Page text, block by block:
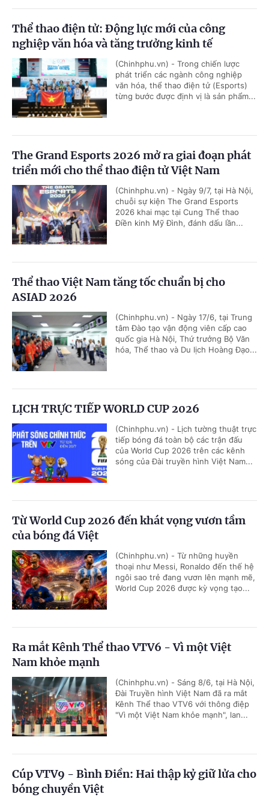
Thể thao điện tử: Động lực mới của công
nghiệp văn hóa và tăng trưởng kinh tế
(Chinhphu.vn) - Trong chiến lược
phát triển các ngành công nghiệp
văn hóa, thể thao điện tử (Esports)
từng bước được định vị là sản phẩm...
The Grand Esports 2026 mở ra giai đoạn phát
triển mới cho thể thao điện tử Việt Nam
(Chinhphu.vn) - Ngày 9/7, tại Hà Nội,
chuỗi sự kiện The Grand Esports
2026 khai mạc tại Cung Thể thao
Điền kinh Mỹ Đình, đánh dấu lần...
Thể thao Việt Nam tăng tốc chuẩn bị cho
ASIAD 2026
(Chinhphu.vn) - Ngày 17/6, tại Trung
tâm Đào tạo vận động viên cấp cao
quốc gia Hà Nội, Thứ trưởng Bộ Văn
hóa, Thể thao và Du lịch Hoàng Đạo...
LỊCH TRỰC TIẾP WORLD CUP 2026
(Chinhphu.vn) - Lịch tường thuật trực
tiếp bóng đá toàn bộ các trận đấu
của World Cup 2026 trên các kênh
sóng của Đài truyền hình Việt Nam...
Từ World Cup 2026 đến khát vọng vươn tầm
của bóng đá Việt
(Chinhphu.vn) - Từ những huyền
thoại như Messi, Ronaldo đến thế hệ
ngôi sao trẻ đang vươn lên mạnh mẽ,
World Cup 2026 được kỳ vọng tạo...
Ra mắt Kênh Thể thao VTV6 - Vì một Việt
Nam khỏe mạnh
(Chinhphu.vn) - Sáng 8/6, tại Hà Nội,
Đài Truyền hình Việt Nam đã ra mắt
Kênh Thể thao VTV6 với thông điệp
"Vì một Việt Nam khỏe mạnh", lan...
Cúp VTV9 - Bình Điền: Hai thập kỷ giữ lửa cho
bóng chuyền Việt